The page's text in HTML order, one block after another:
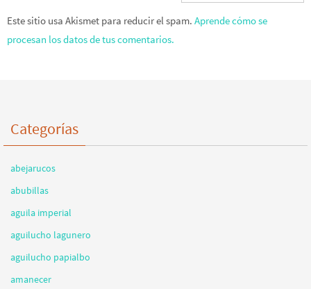
Este sitio usa Akismet para reducir el spam. Aprende cómo se
procesan los datos de tus comentarios.
Categorías
abejarucos
abubillas
aguila imperial
aguilucho lagunero
aguilucho papialbo
amanecer